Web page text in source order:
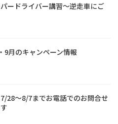
パードライバー講習〜逆走車にご
9月のキャンペーン情報
7/28〜8/7までお電話でのお問合せ